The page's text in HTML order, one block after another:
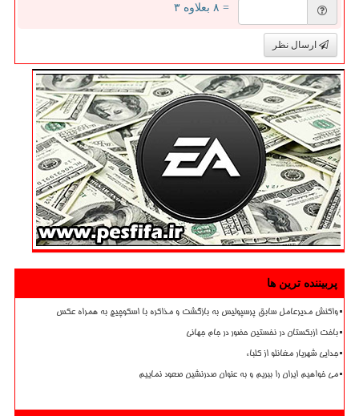
= ۸ بعلاوه ۳
ارسال نظر
پربیننده ترین ها
واکنش مدیرعامل سابق پرسپولیس به بازگشت و مذاکره با اسکوچیچ به همراه عکس
باخت ازبکستان در نخستین حضور در جام جهانی
جدایی شهریار مغانلو از کلباء
می خواهیم ایران را ببریم و به عنوان صدرنشین صعود نماییم